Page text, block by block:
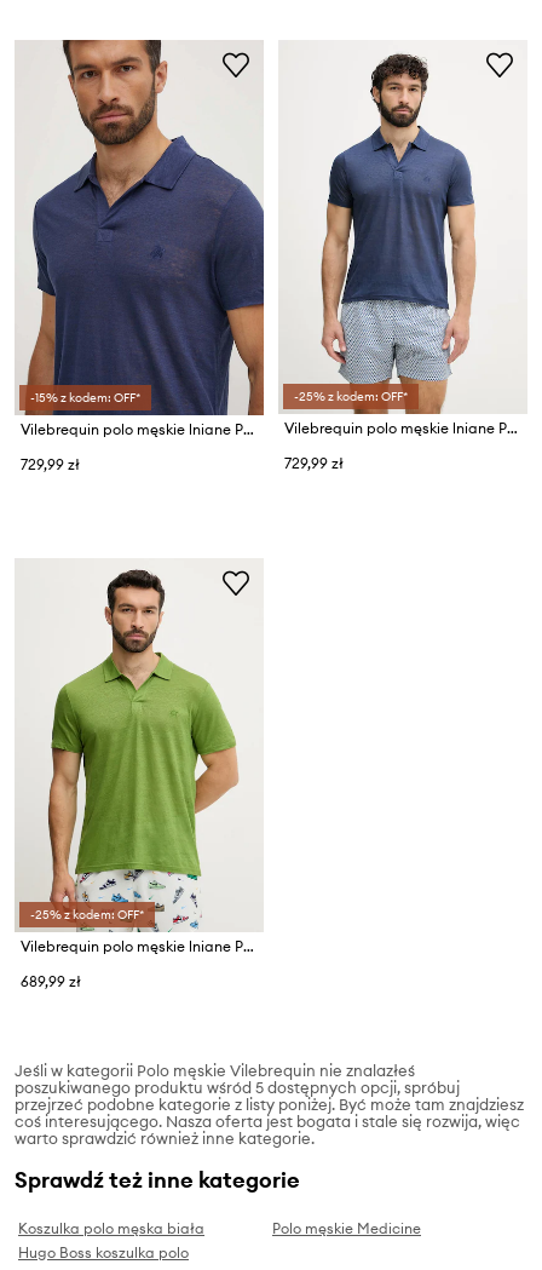
-15% z kodem: OFF*
Vilebrequin polo męskie lniane PYRAMID
729,99 zł
-25% z kodem: OFF*
Vilebrequin polo męskie lniane PYRAMID
729,99 zł
-25% z kodem: OFF*
Vilebrequin polo męskie lniane PYRAMID
689,99 zł
Jeśli w kategorii Polo męskie Vilebrequin nie znalazłeś
poszukiwanego produktu wśród 5 dostępnych opcji, spróbuj
przejrzeć podobne kategorie z listy poniżej. Być może tam znajdziesz
coś interesującego. Nasza oferta jest bogata i stale się rozwija, więc
warto sprawdzić również inne kategorie.
Sprawdź też inne kategorie
Koszulka polo męska biała
Polo męskie Medicine
Hugo Boss koszulka polo